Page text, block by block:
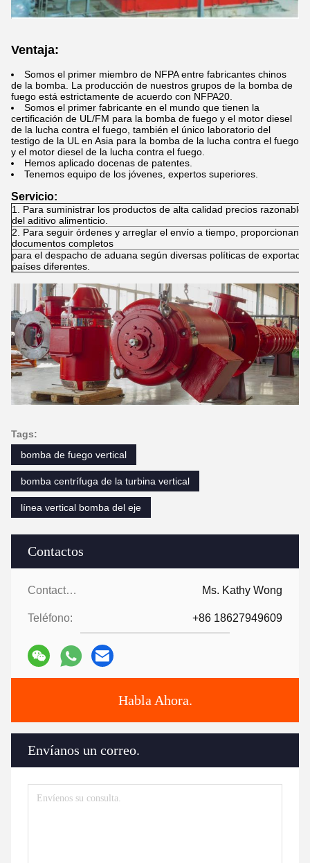
Contactos
Contactos: Ms. Kathy Wong
Teléfono: +86 18627949609
Habla Ahora.
Envíanos un correo.
Ventaja:
Somos el primer miembro de NFPA entre fabricantes chinos
de la bomba. La producción de nuestros grupos de la bomba de
fuego está estrictamente de acuerdo con NFPA20.
Somos el primer fabricante en el mundo que tienen la
certificación de UL/FM para la bomba de fuego y el motor diesel
de la lucha contra el fuego, también el único laboratorio del
testigo de la UL en Asia para la bomba de la lucha contra el fuego
y el motor diesel de la lucha contra el fuego.
Hemos aplicado docenas de patentes.
Tenemos equipo de los jóvenes, expertos superiores.
Servicio:
1. Para suministrar los productos de alta calidad precios
del aditivo alimenticio.
2. Para seguir órdenes y arreglar el envío a tiempo, proporcionando
documentos completos
para el despacho de aduana según diversas políticas de
países diferentes.
Tags:
bomba de fuego vertical
bomba centrífuga de la turbina vertical
línea vertical bomba del eje